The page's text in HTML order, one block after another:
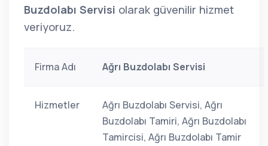
Buzdolabı Servisi olarak güvenilir hizmet
veriyoruz.
Firma Adı Ağrı Buzdolabı Servisi
Hizmetler
Ağrı Buzdolabı Servisi, Ağrı
Buzdolabı Tamiri, Ağrı Buzdolabı
Tamircisi, Ağrı Buzdolabı Tamir